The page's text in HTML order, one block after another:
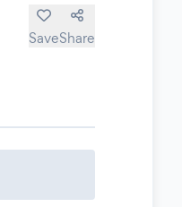
SaveShare